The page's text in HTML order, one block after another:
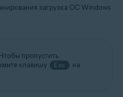
загрузка ОС Windows
Чтобы пропустить
клавишу
Esc
на